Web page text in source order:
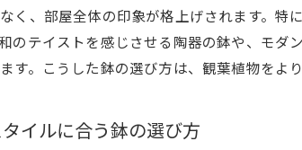
く、部屋全体の印象が格上げされます。
のテイストを感じさせる陶器の鉢や、モ
す。こうした鉢の選び方は、観葉植物をよ
イルに合う鉢の選び方